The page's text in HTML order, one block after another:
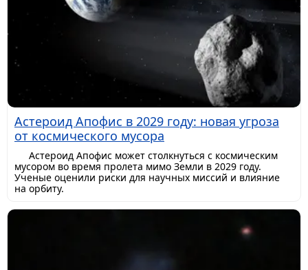
Астероид Апофис в 2029 году: новая угроза
от космического мусора
Астероид Апофис может столкнуться с космическим
мусором во время пролета мимо Земли в 2029 году.
Ученые оценили риски для научных миссий и влияние
на орбиту.